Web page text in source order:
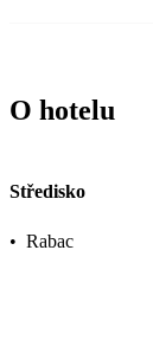
O hotelu
Středisko
• Rabac